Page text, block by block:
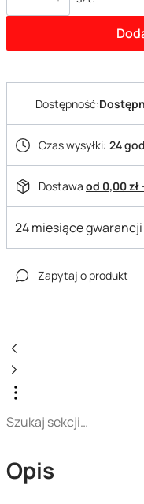
Dostępność:
Czas wysyłki: 24
Dostawa od 0,00 zł
24 miesiące
Zapytaj o produkt
Opis